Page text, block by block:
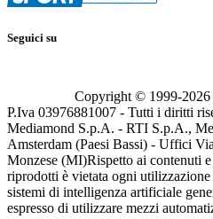
Seguici su
Copyright © 1999-2026
P.Iva 03976881007 - Tutti i diritti
Mediamond S.p.A. - RTI S.p.A.,
Amsterdam (Paesi Bassi) - Uffici
Monzese (MI)Rispetto ai contenuti
riprodotti è vietata ogni
sistemi di intelligenza artificiale
espresso di utilizzare mezzi